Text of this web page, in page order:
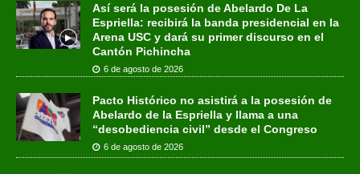
Así será la posesión de Abelardo De La
Espriella: recibirá la banda presidencial en la
Arena USC y dará su primer discurso en el
Cantón Pichincha
6 de agosto de 2026
Pacto Histórico no asistirá a la posesión de
Abelardo de la Espriella y llama a una
“desobediencia civil” desde el Congreso
6 de agosto de 2026